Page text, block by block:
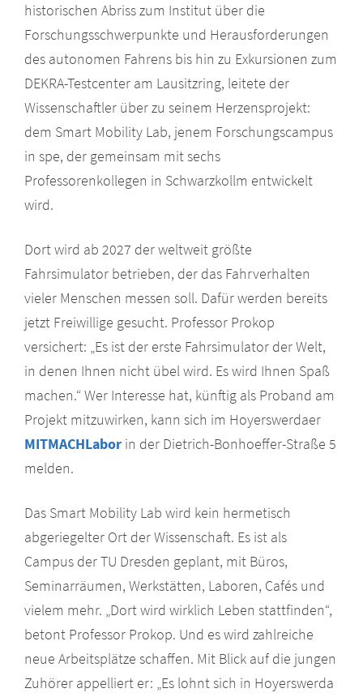
historischen Abriss zum Institut über die
Forschungsschwerpunkte und Herausforderungen
des autonomen Fahrens bis hin zu Exkursionen zum
DEKRA-Testcenter am Lausitzring, leitete der
Wissenschaftler über zu seinem Herzensprojekt:
dem Smart Mobility Lab, jenem Forschungscampus
in spe, der gemeinsam mit sechs
Professorenkollegen in Schwarzkollm entwickelt
wird.
Dort wird ab 2027 der weltweit größte
Fahrsimulator betrieben, der das Fahrverhalten
vieler Menschen messen soll. Dafür werden bereits
jetzt Freiwillige gesucht. Professor Prokop
versichert: „Es ist der erste Fahrsimulator der Welt,
in denen Ihnen nicht übel wird. Es wird Ihnen Spaß
machen.“ Wer Interesse hat, künftig als Proband am
Projekt mitzuwirken, kann sich im Hoyerswerdaer
MITMACHLabor in der Dietrich-Bonhoeffer-Straße 5
melden.
Das Smart Mobility Lab wird kein hermetisch
abgeriegelter Ort der Wissenschaft. Es ist als
Campus der TU Dresden geplant, mit Büros,
Seminarräumen, Werkstätten, Laboren, Cafés und
vielem mehr. „Dort wird wirklich Leben stattfinden“,
betont Professor Prokop. Und es wird zahlreiche
neue Arbeitsplätze schaffen. Mit Blick auf die jungen
Zuhörer appelliert er: „Es lohnt sich in Hoyerswerda